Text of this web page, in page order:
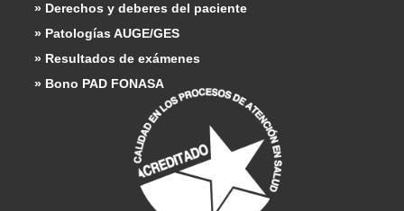
» Derechos y deberes del paciente
» Patologías AUGE/GES
» Resultados de exámenes
» Bono PAD FONASA